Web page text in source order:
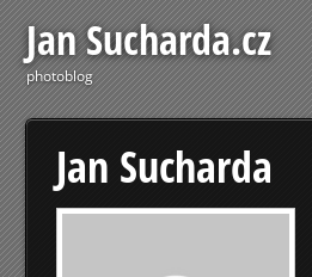
Jan Sucharda.cz
photoblog
Jan Sucharda